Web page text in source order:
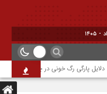
دلایل پارگی رگ خونی در چشم/ چه موقع